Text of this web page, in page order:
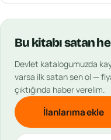
Bu kitabısatan
Devlet katalogumuzda
varsa ilk satan sen ol —
çıktığında haber verelim.
İlanlarıma ekle